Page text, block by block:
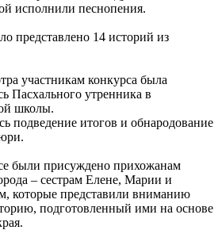
исполнили песнопения.
представлено 14 историй из
участникам конкурса была
Пасхального утренника в
школы.
подведение итогов и обнародование
были присуждено прихожанам
– сестрам Елене, Марии и
которые представили вниманию
подготовленный ими на основе